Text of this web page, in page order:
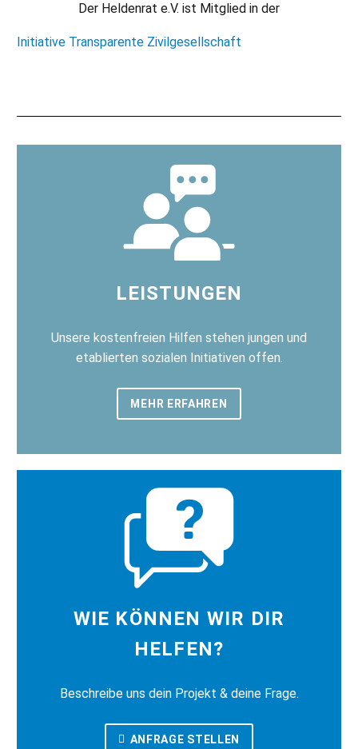
Der Heldenrat e.V. ist Mitglied in der
Initiative Transparente Zivilgesellschaft
LEISTUNGEN
Unsere kostenfreien Hilfen stehen jungen und
etablierten sozialen Initiativen offen.
MEHR ERFAHREN
WIE KÖNNEN WIR DIR
HELFEN?
Beschreibe uns dein Projekt & deine Frage.
ANFRAGE STELLEN